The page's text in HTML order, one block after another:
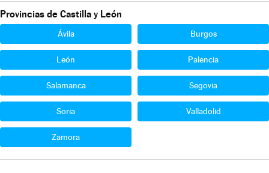
Provincias de Castilla y León
Ávila Burgos
León Palencia
Salamanca Segovia
Soria Valladolid
Zamora